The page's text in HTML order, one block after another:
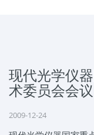
现代光学仪
术委员会会议
2009-12-24